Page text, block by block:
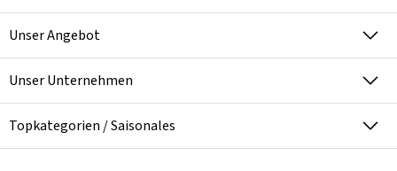
Unser Angebot
Unser Unternehmen
Topkategorien / Saisonales